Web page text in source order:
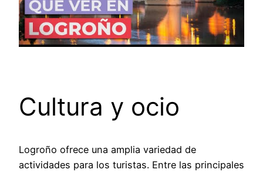
Cultura y ocio
Logroño ofrece una amplia variedad de
actividades para los turistas. Entre las principales